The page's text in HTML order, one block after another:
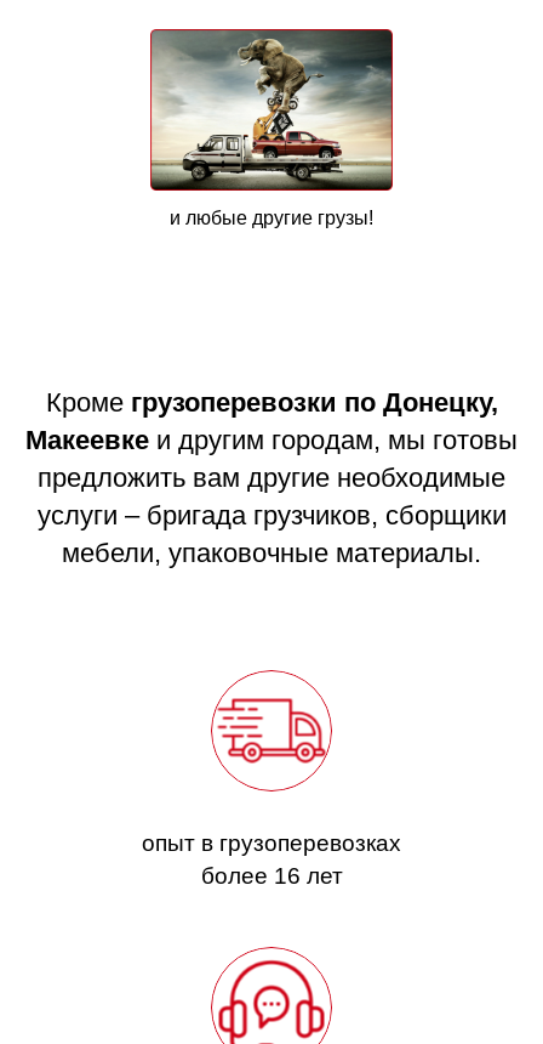
и любые другие грузы!
Кроме грузоперевозки по Донецку,
Макеевке и другим городам, мы готовы
предложить вам другие необходимые
услуги – бригада грузчиков, сборщики
мебели, упаковочные материалы.
опыт в грузоперевозках
более 16 лет